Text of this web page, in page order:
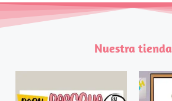
Nuestra tienda